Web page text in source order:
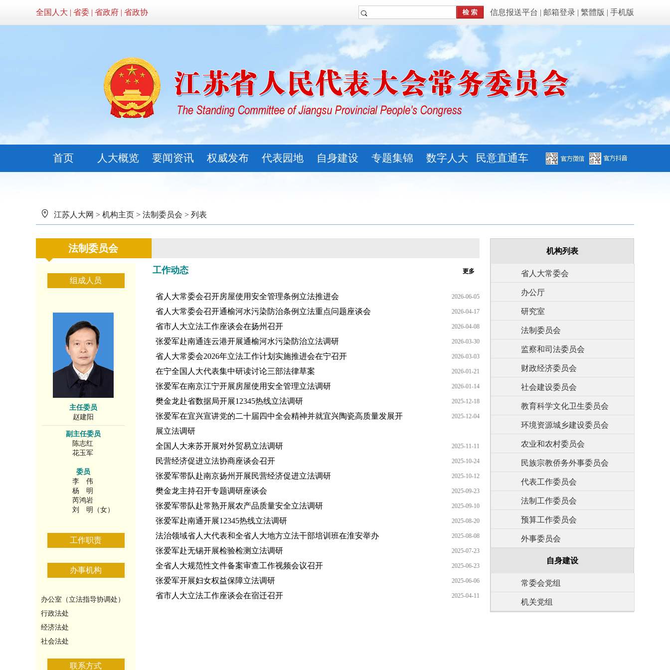
全国人大 | 省委 | 省政府 | 省政协 信息报送平台 | 邮箱登录 | 繁體版 | 手机版
首页 人大概览 要闻资讯 权威发布 代表园地 自身建设 专题集锦 数字人大 民意直通车
江苏人大网 > 机构主页 > 法制委员会 > 列表
法制委员会
组成人员
主任委员
赵建阳
副主任委员
陈志红
花玉军
委员
李 伟
杨 明
芮鸿岩
刘 明（女）
工作职责
办事机构
办公室（立法指导协调处）
行政法处
经济法处
社会法处
联系方式
更多
工作动态
省人大常委会召开房屋使用安全管理条例立法推进会 2026-06-05
省人大常委会召开通榆河水污染防治条例立法重点问题座谈会 2026-04-17
省市人大立法工作座谈会在扬州召开 2026-04-08
张爱军赴南通连云港开展通榆河水污染防治立法调研 2026-03-30
省人大常委会2026年立法工作计划实施推进会在宁召开 2026-03-03
在宁全国人大代表集中研读讨论三部法律草案 2026-01-21
张爱军在南京江宁开展房屋使用安全管理立法调研 2026-01-14
樊金龙赴省数据局开展12345热线立法调研 2025-12-18
张爱军在宜兴宣讲党的二十届四中全会精神并就宜兴陶瓷高质量发展开
展立法调研
2025-12-04
全国人大来苏开展对外贸易立法调研 2025-11-11
民营经济促进立法协商座谈会召开 2025-10-24
张爱军带队赴南京扬州开展民营经济促进立法调研 2025-10-12
樊金龙主持召开专题调研座谈会 2025-09-23
张爱军带队赴常熟开展农产品质量安全立法调研 2025-09-10
张爱军赴南通开展12345热线立法调研 2025-08-20
法治领域省人大代表和全省人大地方立法干部培训班在淮安举办 2025-08-08
张爱军赴无锡开展检验检测立法调研 2025-07-23
全省人大规范性文件备案审查工作视频会议召开 2025-06-23
张爱军开展妇女权益保障立法调研 2025-06-06
省市人大立法工作座谈会在宿迁召开 2025-04-11
机构列表
省人大常委会
办公厅
研究室
法制委员会
监察和司法委员会
财政经济委员会
社会建设委员会
教育科学文化卫生委员会
环境资源城乡建设委员会
农业和农村委员会
民族宗教侨务外事委员会
代表工作委员会
法制工作委员会
预算工作委员会
外事委员会
自身建设
常委会党组
机关党组